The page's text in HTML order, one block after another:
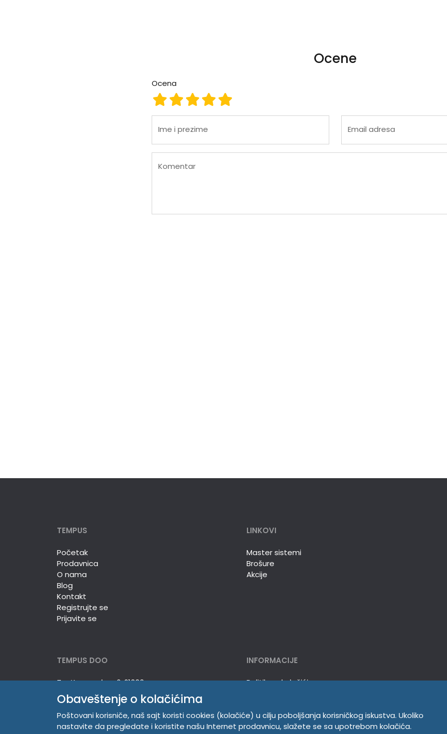
Ocene
Ocena
Ocena 5
Ocena 4
Ocena 3
Ocena 2
Ocena 1
Ime i prezime Email adresa
Komentar
TEMPUS
Početak
Prodavnica
O nama
Blog
Kontakt
Registrujte se
Prijavite se
LINKOVI
Master sistemi
Brošure
Akcije
TEMPUS DOO
Trg Komenskog 2, 21000
Novi Sad, Srbija
Telefon:381 21 529 883
Mobilni:381 63 529 608
PIB 104345469
INFORMACIJE
Politika o kolačićima
Obaveštenje o kolačićima
Poštovani korisniče, naš sajt koristi cookies (kolačiće) u cilju poboljšanja korisničkog iskustva. Ukoliko
nastavite da pregledate i koristite našu Internet prodavnicu, slažete se sa upotrebom kolačića.